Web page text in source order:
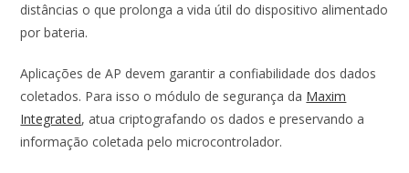
distâncias o que prolonga a vida útil do dispositivo alimentado
por bateria.
Aplicações de AP devem garantir a confiabilidade dos dados
coletados. Para isso o módulo de segurança da Maxim
Integrated, atua criptografando os dados e preservando a
informação coletada pelo microcontrolador.